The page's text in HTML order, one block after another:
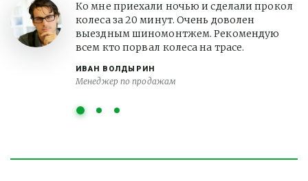
ИВАН ВОЛДЫРИН
Менеджер по продажам
Ко мне приехали ночью и сделали прокол
колеса за 20 минут. Очень доволен
выездным шиномонтжем. Рекомендую
всем кто порвал колеса на трасе.